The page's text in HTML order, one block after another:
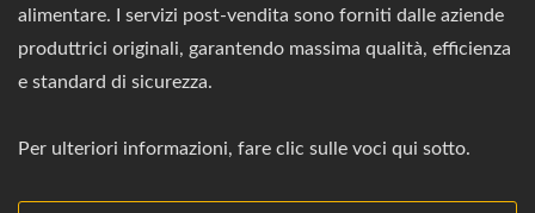
alimentare. I servizi post-vendita sono forniti dalle aziende
produttrici originali, garantendo massima qualità, efficienza
e standard di sicurezza.
Per ulteriori informazioni, fare clic sulle voci qui sotto.